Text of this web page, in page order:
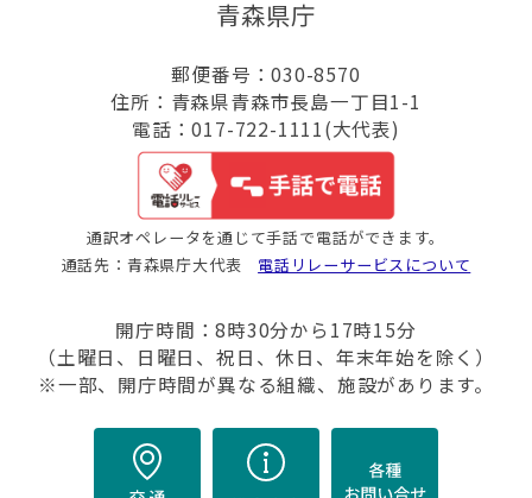
青森県庁
郵便番号：030-8570
住所：青森県青森市長島一丁目1-1
電話：017-722-1111(大代表)
通訳オペレータを通じて手話で電話ができます。
通話先：青森県庁大代表 電話リレーサービスについて
開庁時間：8時30分から17時15分
（土曜日、日曜日、祝日、休日、年末年始を除く）
※一部、開庁時間が異なる組織、施設があります。